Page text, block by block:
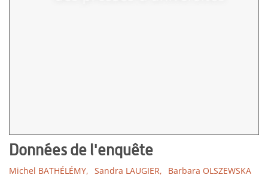
Données de l'enquête
Michel BATHÉLÉMY, Sandra LAUGIER, Barbara OLSZEWSKA